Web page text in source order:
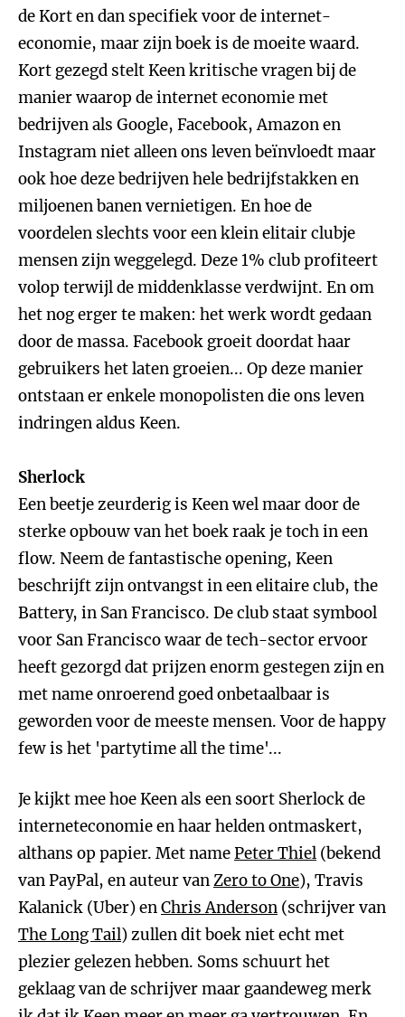
de Kort en dan specifiek voor de internet-
economie, maar zijn boek is de moeite waard.
Kort gezegd stelt Keen kritische vragen bij de
manier waarop de internet economie met
bedrijven als Google, Facebook, Amazon en
Instagram niet alleen ons leven beïnvloedt maar
ook hoe deze bedrijven hele bedrijfstakken en
miljoenen banen vernietigen. En hoe de
voordelen slechts voor een klein elitair clubje
mensen zijn weggelegd. Deze 1% club profiteert
volop terwijl de middenklasse verdwijnt. En om
het nog erger te maken: het werk wordt gedaan
door de massa. Facebook groeit doordat haar
gebruikers het laten groeien... Op deze manier
ontstaan er enkele monopolisten die ons leven
indringen aldus Keen.
Sherlock
Een beetje zeurderig is Keen wel maar door de
sterke opbouw van het boek raak je toch in een
flow. Neem de fantastische opening, Keen
beschrijft zijn ontvangst in een elitaire club, the
Battery, in San Francisco. De club staat symbool
voor San Francisco waar de tech-sector ervoor
heeft gezorgd dat prijzen enorm gestegen zijn en
met name onroerend goed onbetaalbaar is
geworden voor de meeste mensen. Voor de happy
few is het 'partytime all the time'...
Je kijkt mee hoe Keen als een soort Sherlock de
interneteconomie en haar helden ontmaskert,
althans op papier. Met namePeter Thiel (bekend
van PayPal, en auteur vanZero to One), Travis
Kalanick (Uber) enChris Anderson (schrijver van
The Long Tail) zullen dit boek niet echt met
plezier gelezen hebben. Soms schuurt het
geklaag van de schrijver maar gaandeweg merk